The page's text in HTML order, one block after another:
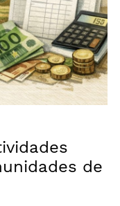
de